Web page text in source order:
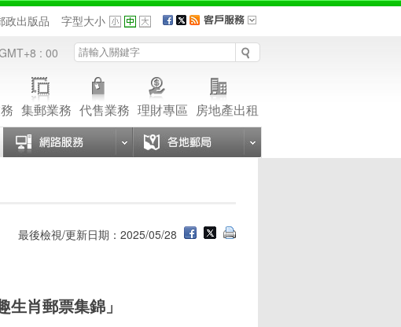
政出版品 字型大小
: 00
集郵業務 代售業務 理財專區 房地產出租
最後檢視/更新日期：2025/05/28
肖郵票集錦」